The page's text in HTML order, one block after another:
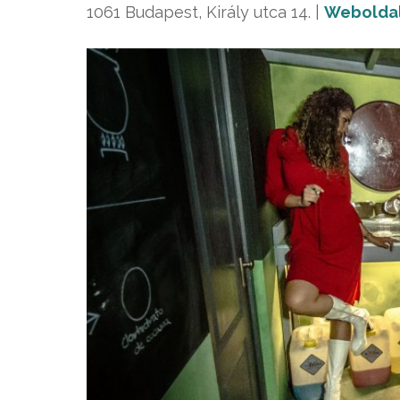
1061 Budapest, Király utca 14. |